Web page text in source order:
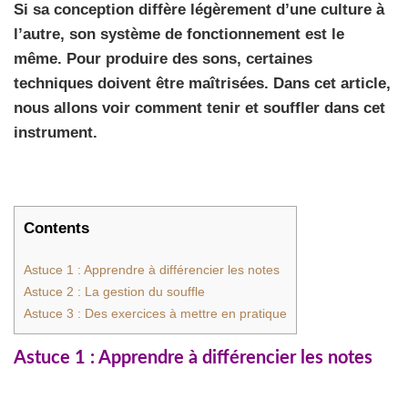
Si sa conception diffère légèrement d’une culture à
l’autre, son système de fonctionnement est le
même. Pour produire des sons, certaines
techniques doivent être maîtrisées. Dans cet article,
nous allons voir comment tenir et souffler dans cet
instrument.
Contents
Astuce 1 : Apprendre à différencier les notes
Astuce 2 : La gestion du souffle
Astuce 3 : Des exercices à mettre en pratique
Astuce 1 : Apprendre à différencier les notes